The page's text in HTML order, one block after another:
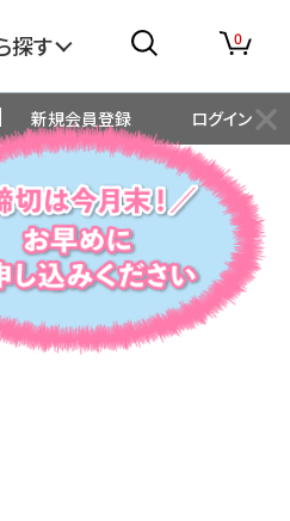
探す
眼科
神科・心療内科
0
新規会員登録 ログイン